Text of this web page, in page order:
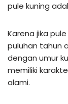
pule kuning
Karena jika
puluhan tahun
dengan umur
memiliki
alami.